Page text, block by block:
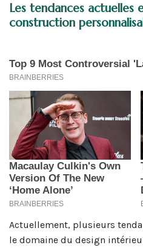
Les tendances actuelles
construction
Actuellement, plusieurs
le domaine du design